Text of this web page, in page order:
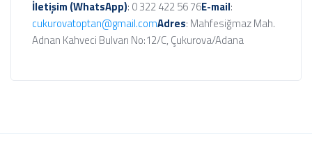
İletişim (WhatsApp): 0 322 422 56 76E-mail:
cukurovatoptan@gmail.comAdres: Mahfesiğmaz Mah.
Adnan Kahveci Bulvarı No:12/C, Çukurova/Adana